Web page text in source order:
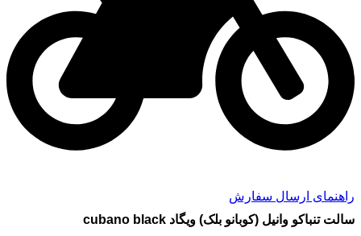
راهنمای ارسال سفارش
سالت تنباکو وانیل (کوبانو بلک) ویگاد cubano black